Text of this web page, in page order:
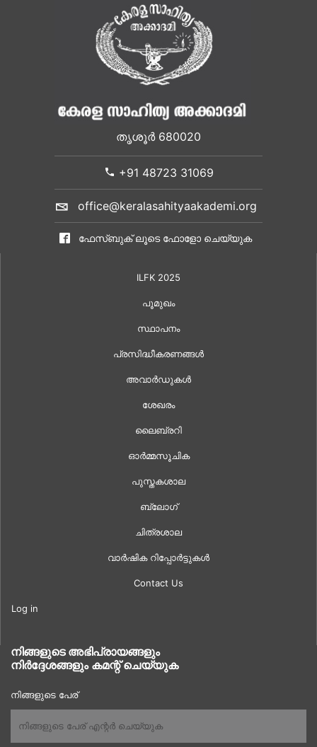
തൃശൂർ 680020
+91 48723 31069
office@keralasahityaakademi.org
ഫേസ്ബുക് ലൂടെ ഫോളോ ചെയ്യുക
ILFK 2025
പൂമുഖം
സ്ഥാപനം
പ്രസിദ്ധീകരണങ്ങൾ
അവാർഡുകൾ
ശേഖരം
ലൈബ്രറി
ഓർമ്മസൂചിക
പുസ്തകശാല
ബ്ലോഗ്
ചിത്രശാല
വാർഷിക റിപ്പോർട്ടുകൾ
Contact Us
Log in
നിങ്ങളുടെ അഭിപ്രായങ്ങളും
നിർദ്ദേശങ്ങളും കമന്റ് ചെയ്യുക
നിങ്ങളുടെ പേര്